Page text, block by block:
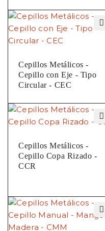
Cepillos Metálicos -
Cepillo con Eje - Tipo
Circular - CEC
Cepillos Metálicos -
Cepillo Copa Rizado -
CCR